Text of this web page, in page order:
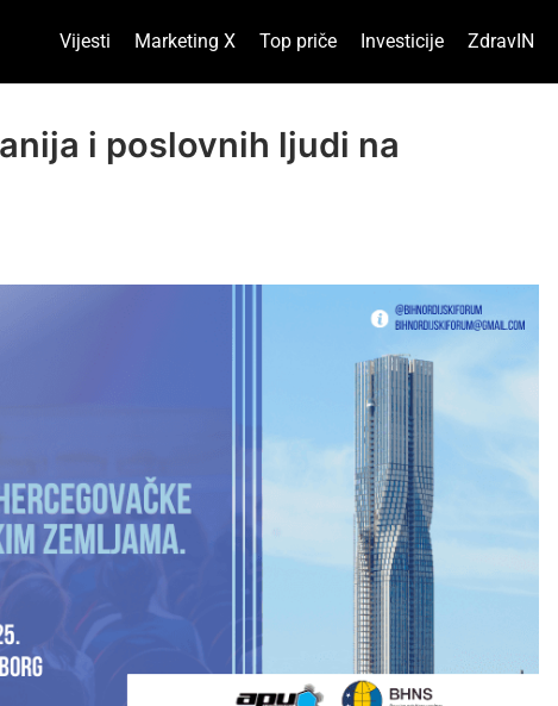
Vijesti Marketing X Top priče Investicije ZdravIN
i poslovnih ljudi na